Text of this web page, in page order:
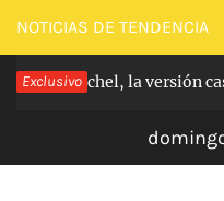
Saltar
al
contenido
NOTICIAS DE TENDENCIA
Exclusivo
Carabanchel, la versión